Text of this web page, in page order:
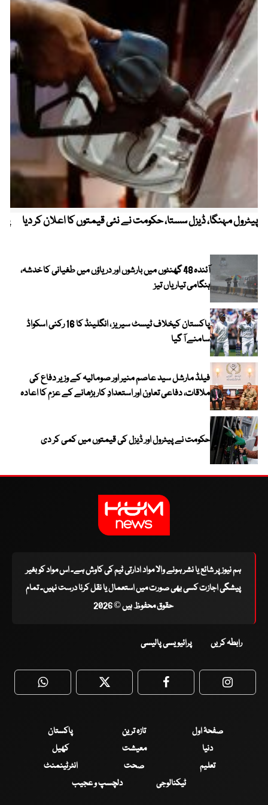
پیٹرول مہنگا، ڈیزل سستا، حکومت نے نئی قیمتوں کا اعلان کر دیا
آئندہ 48 گھنٹوں میں بارشوں اور دریاؤں میں طغیانی کا خدشہ،
ہنگامی تیاریاں تیز
پاکستان کیخلاف ٹیسٹ سیریز ، انگلینڈ کا 16 رکنی اسکواڈ
سامنے آ گیا
فیلڈ مارشل سید عاصم منیر اور صومالیہ کے وزیر دفاع کی
ملاقات، دفاعی تعاون اور استعدادِ کار بڑھانے کے عزم کا اعادہ
حکومت نے پیٹرول اور ڈیزل کی قیمتوں میں کمی کر دی
ہم نیوز پر شائع یا نشر ہونے والا مواد ادارتی ٹیم کی کاوش ہے۔ اس مواد کو بغیر
پیشگی اجازت کسی بھی صورت میں استعمال یا نقل کرنا درست نہیں۔ تمام
حقوق محفوظ ہیں © 2026
رابطہ کریں پرائیویسی پالیسی
WhatsApp Twitter Facebook
صفحۂ اول تازہ ترین
پاکستان
دنیا
معیشت
کھیل
تعلیم
صحت
انٹرٹینمنٹ
ٹیکنالوجی
دلچسپ و عجیب